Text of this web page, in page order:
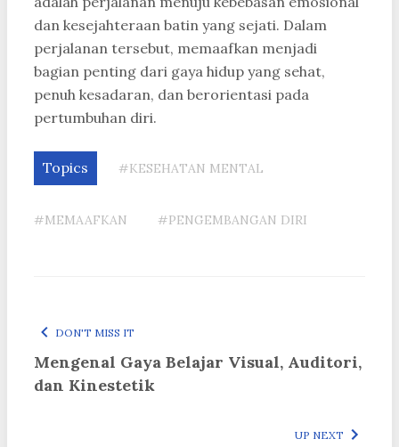
dan kesejahteraan batin yang sejati. Dalam
perjalanan tersebut, memaafkan menjadi
bagian penting dari gaya hidup yang sehat,
penuh kesadaran, dan berorientasi pada
pertumbuhan diri.
Topics #KESEHATAN MENTAL
#MEMAAFKAN #PENGEMBANGAN DIRI
DON'T MISS IT
Mengenal Gaya Belajar Visual, Auditori,
dan Kinestetik
UP NEXT